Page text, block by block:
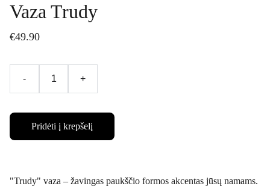
Vaza Trudy
€49.90
- +
Pridėti į krepšelį
"Trudy" vaza – žavingas paukščio formos akcentas jūsų namams.